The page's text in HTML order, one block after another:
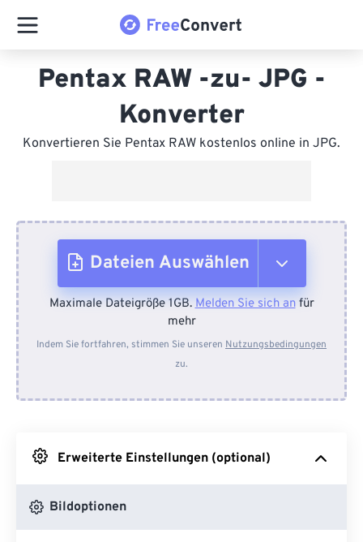
Pentax RAW -zu- JPG -
Konverter
Konvertieren Sie Pentax RAW kostenlos online in JPG.
Dateien Auswählen
Vom Gerät
Von Dropbox
Maximale Dateigröße 1GB.Melden Sie sich anfür
mehr
Indem Sie fortfahren, stimmen Sie unseren Nutzungsbedingungen
zu.
Erweiterte Einstellungen (optional)
Bildoptionen